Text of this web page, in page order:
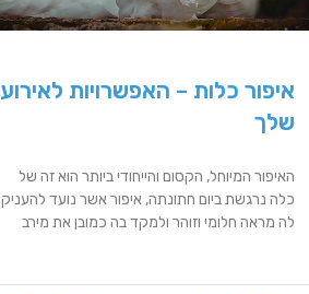
איפור כלות – האפשרויות לאירוע
שלך
האיפור המיוחל, הקסום והייחודי ביותר הוא זה של
כלה נרגשת ביום חתונתה, איפור אשר נועד להעניק
לה מראה חלומי וזוהר ולמקד בה כמובן את מירב